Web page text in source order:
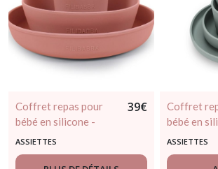
Coffret repas pour
bébé en silicone -
vieux rose
39€
ASSIETTES
Coffret
bébé en
vert
ASSIETTES